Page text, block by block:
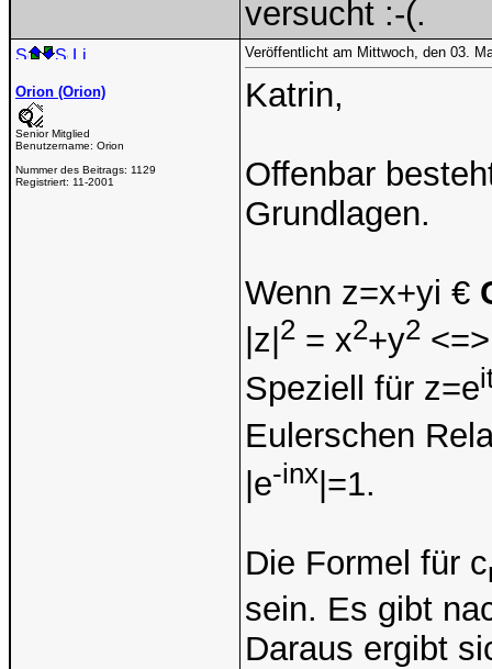
versucht :-(.
Orion (Orion)
Senior Mitglied
Benutzername: Orion
Nummer des Beitrags: 1129
Registriert: 11-2001
Veröffentlicht am Mittwoch, den 03.
Katrin,
Offenbar
Grundlagen.
Wenn z=x+yi €
|z| 2 = x2+y2
Speziell für z=e
Eulerschen
|e-inx|=1.
Die Formel für c
sein. Es gibt
Daraus ergibt